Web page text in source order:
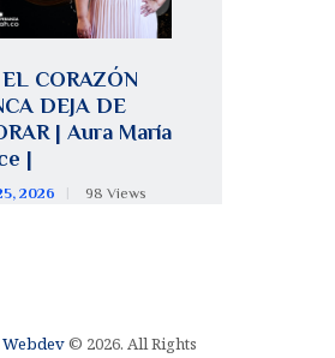
CORAZÓN
DEJA DE
| Aura María
|
2026 98 Views
Webdev© 2026. All Rights